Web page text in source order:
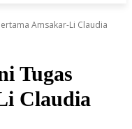
Amsakar-Li Claudia
Tugas
Claudia